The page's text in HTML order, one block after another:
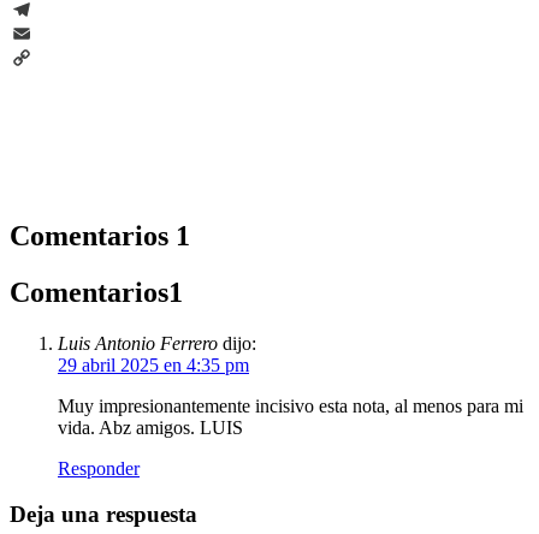
WhatsApp
Telegram
Email
Comentarios 1
Comentarios1
Luis Antonio Ferrero dijo:
29 abril 2025 en 4:35 pm
Muy impresionantemente incisivo esta nota, al menos para mi
vida. Abz amigos. LUIS
Responder
Deja una respuesta